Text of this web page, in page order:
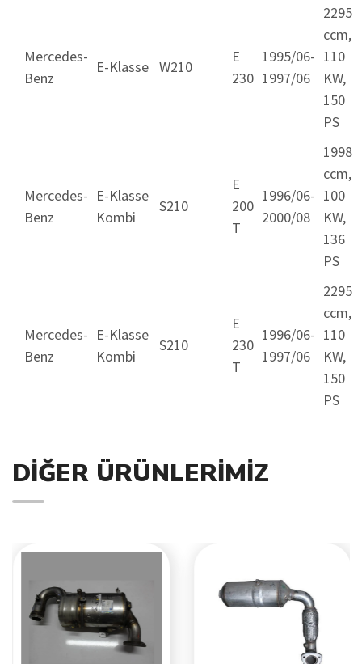
Mercedes-
Benz
E-Klasse W210
E
230
1995/06-
1997/06
2295
ccm,
110
KW,
150
PS
Mercedes-
Benz
E-Klasse
Kombi
S210
E
200
T
1996/06-
2000/08
1998
ccm,
100
KW,
136
PS
Mercedes-
Benz
E-Klasse
Kombi
S210
E
230
T
1996/06-
1997/06
2295
ccm,
110
KW,
150
PS
DIĞER ÜRÜNLERIMIZ